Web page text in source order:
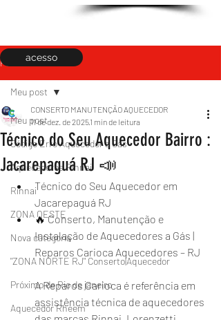
Post
Meu post
Código Erro Aquecedor a Gás
Aquecedores Rinnai
Rinnai
ZONA OESTE
Nova categoria
"ZONA NORTE RJ" Conserto|Aquecedor
Próximo de Rio de janeiro
Aquecedor Rheem
Meu post
Técnico do Seu Aquecedor Bairro :
Jacarepaguá RJ 📣
CONSERTO MANUTENÇÃO AQUECEDOR
11 de dez. de 20251 min de leitura
Técnico do Seu Aquecedor em
Jacarepaguá RJ
🔥 Conserto, Manutenção e
Instalação de Aquecedores a Gás |
Reparos Carioca Aquecedores – RJ
A Reparos Carioca é referência em
assistência técnica de aquecedores
acesso